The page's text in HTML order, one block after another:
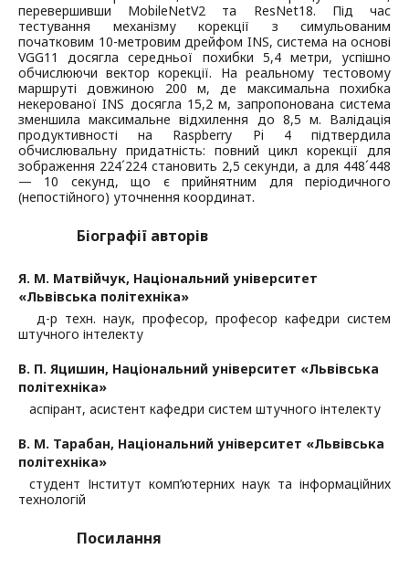
перевершивши MobileNetV2 та ResNet18. Під час
тестування механізму корекції з симульованим
початковим 10-метровим дрейфом INS, система на основі
VGG11 досягла середньої похибки 5,4 метри, успішно
обчислюючи вектор корекції. На реальному тестовому
маршруті довжиною 200 м, де максимальна похибка
некерованої INS досягла 15,2 м, запропонована система
зменшила максимальне відхилення до 8,5 м. Валідація
продуктивності на Raspberry Pi 4 підтвердила
обчислювальну придатність: повний цикл корекції для
зображення 224´224 становить 2,5 секунди, а для 448´448
— 10 секунд, що є прийнятним для періодичного
(непостійного) уточнення координат.
Біографії авторів
Я. М. Матвійчук, Національний університет
«Львівська політехніка»
д-р техн. наук, професор, професор кафедри систем
штучного інтелекту
В. П. Яцишин, Національний університет «Львівська
політехніка»
аспірант, асистент кафедри систем штучного інтелекту
В. М. Тарабан, Національний університет «Львівська
політехніка»
студент Інститут комп’ютерних наук та інформаційних
технологій
Посилання